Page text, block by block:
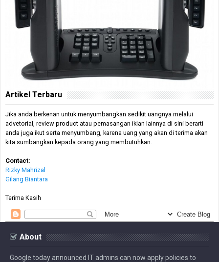
Artikel Terbaru
Jika anda berkenan untuk menyumbangkan sedikit uangnya melalui
advetorial, review product atau pemasangan iklan lainnya di sini berarti
anda juga ikut serta menyumbang, karena uang yang akan di terima akan
kita sumbangkan kepada orang yang membutuhkan.
Contact:
Rizky Mahrizal
Gilang Biantara
Terima Kasih
About
Google today announced IT admins can now apply policies to